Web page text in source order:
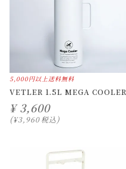
5,000円以上送料無料
VETLER 1.5L MEGA COOLER
¥ 3,600
¥3,960税込